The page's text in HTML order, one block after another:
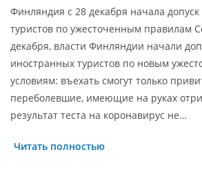
Финляндия с 28 декабря начала
туристов по ужесточенным правилам
декабря, власти Финляндии начали
иностранных туристов по новым
условиям: въехать смогут только
переболевшие, имеющие на руках
результат теста на коронавирус не…
Читать полностью